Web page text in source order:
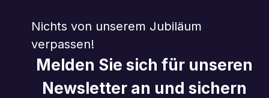
Nichts von unserem Jubiläum
verpassen!
Melden Sie sich für unseren
Newsletter an und sichern